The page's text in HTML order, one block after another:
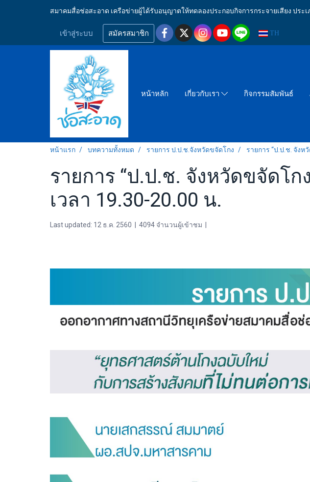
สมาคมสื่อช่อสะอาด เครือข่ายผู้ได้รับอนุญาตให้ทดลองประกอบกิจการกระจายเสียง ปร
เข้าสู่ระบบ สมัครสมาชิก TH
หน้าหลัก เกี่ยวกับเรา กิจกรรมสัมพันธ์
หน้าแรก บทความทั้งหมด รายการ ป.ป.ช.จังหวัดขจัดโกง รายการ “ป.ป.ช. จังห
รายการ “ป.ป.ช. จังหวัดขจัดโ
เวลา 19.30-20.00 น.
Last updated: 12 ธ.ค. 2560 4094 จำนวนผู้เข้าชม